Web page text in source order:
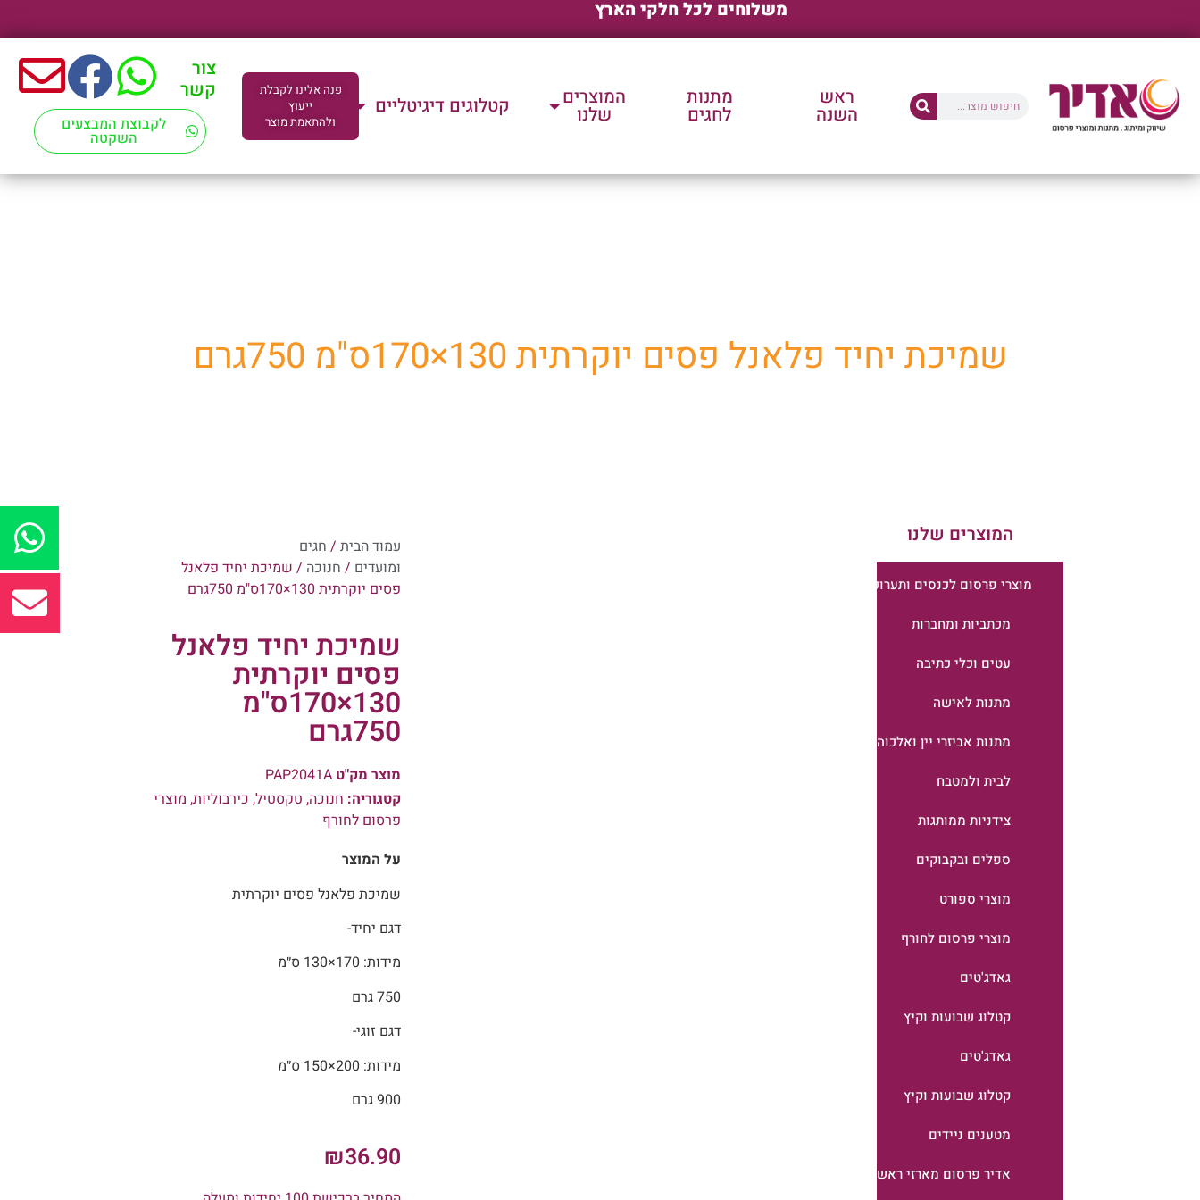
משלוחים לכל חלקי הארץ
ראש
השנה
מתנות
לחגים
המוצרים
שלנו קטלוגים דיגיטליים
פנה אלינו לקבלת
ייעוץ
ולהתאמת מוצר
צור
קשר
לקבוצת המבצעים
השקטה
שמיכת יחיד פלאנל פסים יוקרתית 130×170ס"מ 750גרם
המוצרים שלנו
מוצרי פרסום לכנסים ותערוכות
מכתביות ומחברות
עטים וכלי כתיבה
מתנות לאישה
מתנות אביזרי יין ואלכוהול
לבית ולמטבח
צידניות ממותגות
ספלים ובקבוקים
מוצרי ספורט
מוצרי פרסום לחורף
גאדג'טים
קטלוג שבועות וקיץ
גאדג'טים
קטלוג שבועות וקיץ
מטענים ניידים
אדיר פרסום מארזי ראש השנה
עמוד הבית / חגים
ומועדים / חנוכה / שמיכת יחיד פלאנל
פסים יוקרתית 130×170ס"מ 750גרם
שמיכת יחיד פלאנל
פסים יוקרתית
130×170ס"מ
750גרם
מוצר מק"טPAP2041A
קטגוריה: חנוכה, טקסטיל, כירבוליות, מוצרי
פרסום לחורף
על המוצר
שמיכת פלאנל פסים יוקרתית
דגם יחיד-
מידות: 170×130 ס״מ
750 גרם
דגם זוגי-
מידות: 200×150 ס״מ
900 גרם
₪36.90